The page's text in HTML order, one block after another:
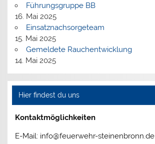
Führungsgruppe BB
16. Mai 2025
Einsatznachsorgeteam
15. Mai 2025
Gemeldete Rauchentwicklung
14. Mai 2025
Hier findest du uns
Kontaktmöglichkeiten
E-Mail: info@feuerwehr-steinenbronn.de